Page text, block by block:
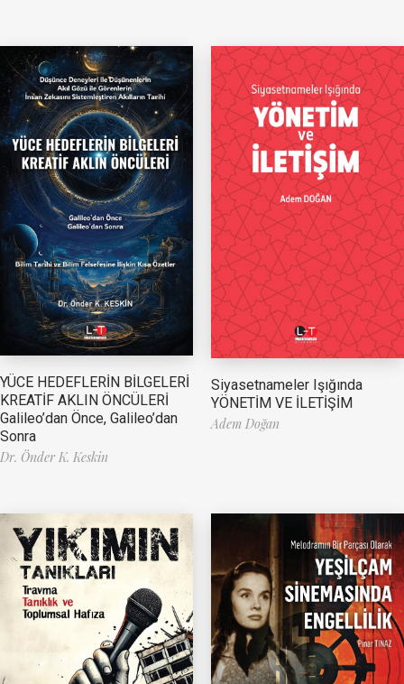
YÜCE HEDEFLERİN BİLGELERİ
KREATİF AKLIN ÖNCÜLERİ
Galileo’dan Önce, Galileo’dan
Sonra
Dr. Önder K. Keskin
Siyasetnameler Işığında
YÖNETİM VE İLETİŞİM
Adem Doğan